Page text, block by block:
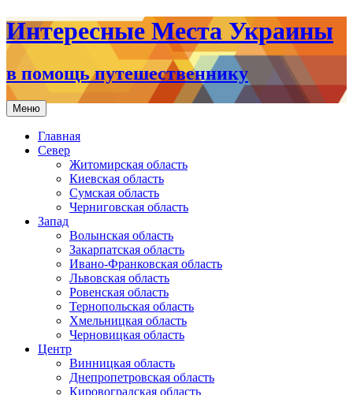
Интересные Места Украины
в помощь путешественнику
Меню Перейти
к
содержимому
Главная
Север
Житомирская область
Киевская область
Сумская область
Черниговская область
Запад
Волынская область
Закарпатская область
Ивано-Франковская область
Львовская область
Ровенская область
Тернопольская область
Хмельницкая область
Черновицкая область
Центр
Винницкая область
Днепропетровская область
Кировоградская область